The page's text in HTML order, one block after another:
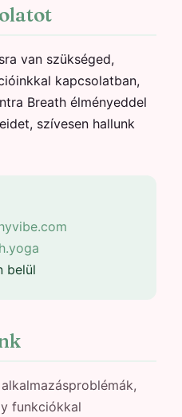
van szükséged,
kapcsolatban,
Breath élményeddel
szívesen hallunk
belül
funkciókkal